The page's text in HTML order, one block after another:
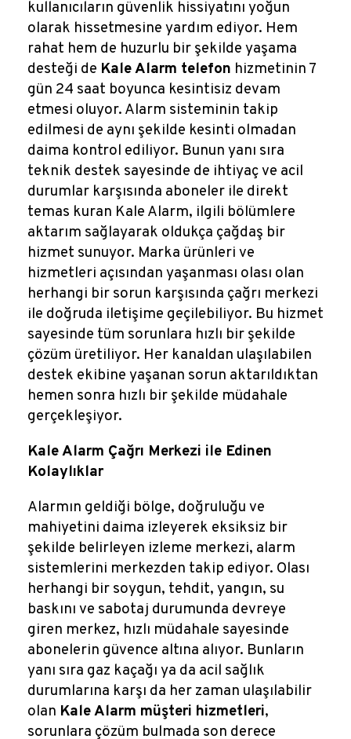
kullanıcıların güvenlik hissiyatını yoğun
olarak hissetmesine yardım ediyor. Hem
rahat hem de huzurlu bir şekilde yaşama
desteği de Kale Alarm telefon hizmetinin 7
gün 24 saat boyunca kesintisiz devam
etmesi oluyor. Alarm sisteminin takip
edilmesi de aynı şekilde kesinti olmadan
daima kontrol ediliyor. Bunun yanı sıra
teknik destek sayesinde de ihtiyaç ve acil
durumlar karşısında aboneler ile direkt
temas kuran Kale Alarm, ilgili bölümlere
aktarım sağlayarak oldukça çağdaş bir
hizmet sunuyor. Marka ürünleri ve
hizmetleri açısından yaşanması olası olan
herhangi bir sorun karşısında çağrı merkezi
ile doğruda iletişime geçilebiliyor. Bu hizmet
sayesinde tüm sorunlara hızlı bir şekilde
çözüm üretiliyor. Her kanaldan ulaşılabilen
destek ekibine yaşanan sorun aktarıldıktan
hemen sonra hızlı bir şekilde müdahale
gerçekleşiyor.
Kale Alarm Çağrı Merkezi ile Edinen
Kolaylıklar
Alarmın geldiği bölge, doğruluğu ve
mahiyetini daima izleyerek eksiksiz bir
şekilde belirleyen izleme merkezi, alarm
sistemlerini merkezden takip ediyor. Olası
herhangi bir soygun, tehdit, yangın, su
baskını ve sabotaj durumunda devreye
giren merkez, hızlı müdahale sayesinde
abonelerin güvence altına alıyor. Bunların
yanı sıra gaz kaçağı ya da acil sağlık
durumlarına karşı da her zaman ulaşılabilir
olan Kale Alarm müşteri hizmetleri,
sorunlara çözüm bulmada son derece